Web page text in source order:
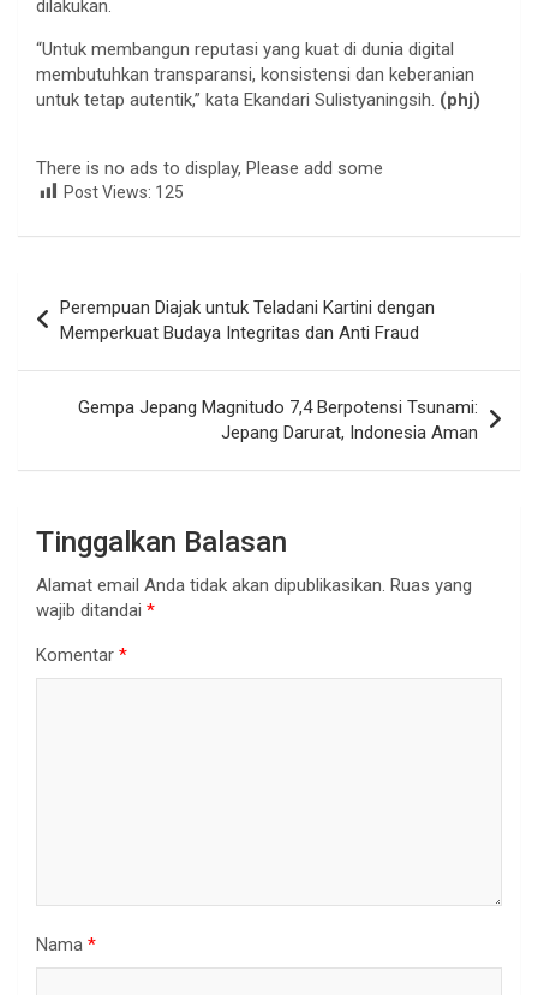
dilakukan.
“Untuk membangun reputasi yang kuat di dunia digital
membutuhkan transparansi, konsistensi dan keberanian
untuk tetap autentik,” kata Ekandari Sulistyaningsih. (phj)
There is no ads to display, Please add some
Post Views: 125
pos
Perempuan Diajak untuk Teladani Kartini dengan
Memperkuat Budaya Integritas dan Anti Fraud
Gempa Jepang Magnitudo 7,4 Berpotensi Tsunami:
Jepang Darurat, Indonesia Aman
Tinggalkan Balasan
Alamat email Anda tidak akan dipublikasikan. Ruas yang
wajib ditandai *
Komentar *
Nama *